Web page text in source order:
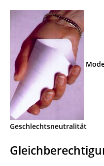
Geschlechtsneutralität